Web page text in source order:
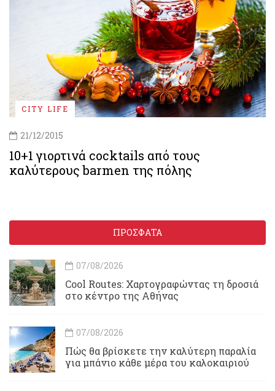
CITY LIFE
21/12/2015
10+1 γιορτινά cocktails από τους
καλύτερους barmen της πόλης
ΠΡΟΣΦΑΤΑ
07/08/2026
Cool Routes: Χαρτογραφώντας τη δροσιά
στο κέντρο της Αθήνας
07/08/2026
Πώς θα βρίσκετε την καλύτερη παραλία
για μπάνιο κάθε μέρα του καλοκαιριού